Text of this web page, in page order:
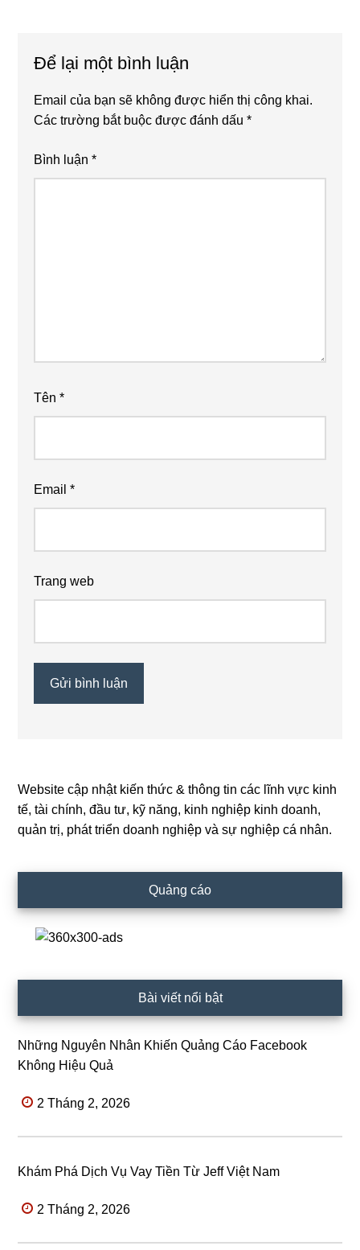
Để lại một bình luận
Email của bạn sẽ không được hiển thị công khai.
Các trường bắt buộc được đánh dấu*
Bình luận*
Tên*
Email*
Trang web
Primary
Sidebar
Website cập nhật kiến thức & thông tin các lĩnh vực kinh
tế, tài chính, đầu tư, kỹ năng, kinh nghiệp kinh doanh,
quản trị, phát triển doanh nghiệp và sự nghiệp cá nhân.
Quảng cáo
Bài viết nổi bật
Những Nguyên Nhân Khiến Quảng Cáo Facebook
Không Hiệu Quả
2 Tháng 2, 2026
Khám Phá Dịch Vụ Vay Tiền Từ Jeff Việt Nam
2 Tháng 2, 2026